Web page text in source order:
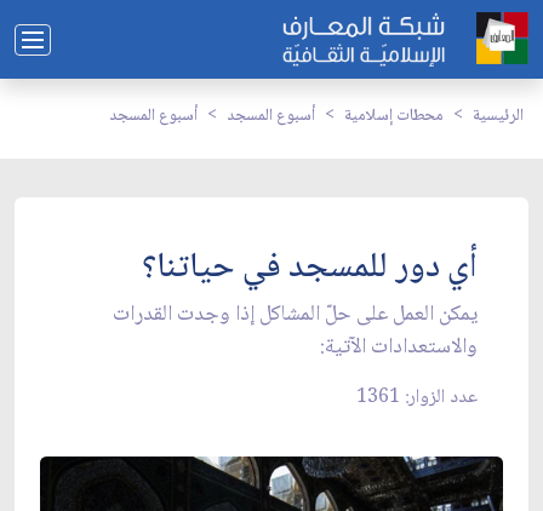
الرئيسية محطات إسلامية أسبوع المسجد أسبوع المسجد
أي دور للمسجد في حياتنا؟
يمكن العمل على حلّ المشاكل إذا وجدت القدرات
والاستعدادات الآتية:
عدد الزوار: 1361